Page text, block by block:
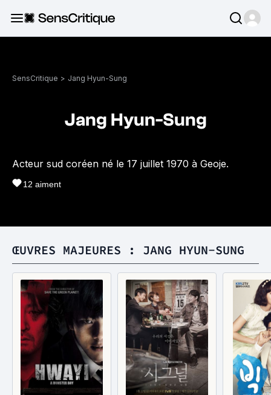
SensCritique > Jang Hyun-Sung
Jang Hyun-Sung
Acteur sud coréen né le 17 juillet 1970 à Geoje.
12 aiment
ŒUVRES MAJEURES : JANG HYUN-SUNG